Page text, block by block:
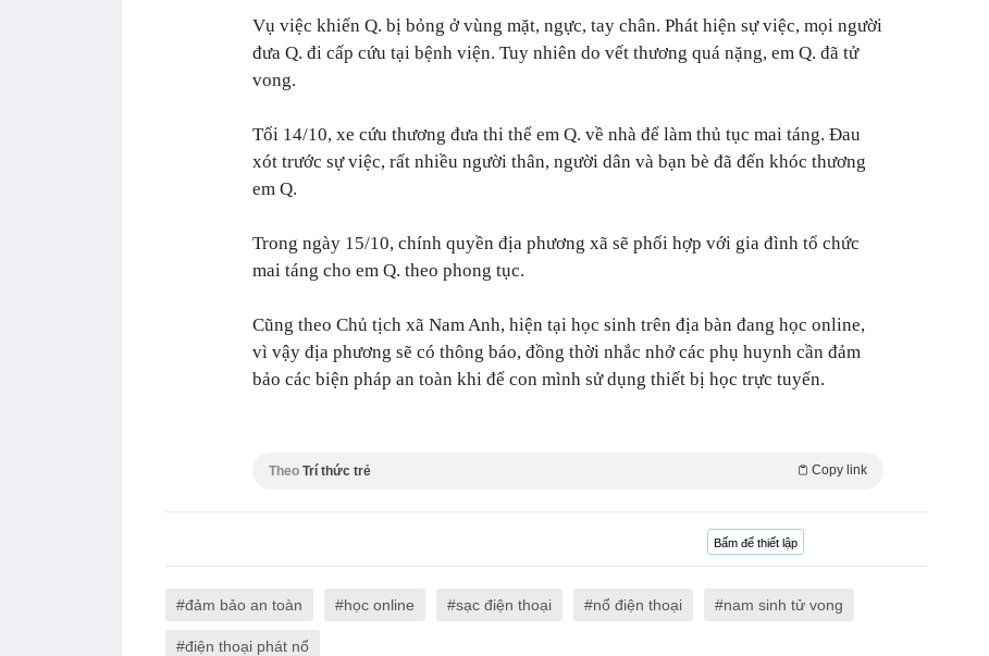
Vụ việc khiến Q. bị bỏng ở vùng mặt, ngực, tay chân. Phát hiện sự việc, mọi người
đưa Q. đi cấp cứu tại bệnh viện. Tuy nhiên do vết thương quá nặng, em Q. đã tử
vong.
Tối 14/10, xe cứu thương đưa thi thể em Q. về nhà để làm thủ tục mai táng. Đau
xót trước sự việc, rất nhiều người thân, người dân và bạn bè đã đến khóc thương
em Q.
Trong ngày 15/10, chính quyền địa phương xã sẽ phối hợp với gia đình tổ chức
mai táng cho em Q. theo phong tục.
Cũng theo Chủ tịch xã Nam Anh, hiện tại học sinh trên địa bàn đang học online,
vì vậy địa phương sẽ có thông báo, đồng thời nhắc nhở các phụ huynh cần đảm
bảo các biện pháp an toàn khi để con mình sử dụng thiết bị học trực tuyến.
Theo Trí thức trẻ Copy link
Bấm để thiết lập
đảm bảo an toàn học online sạc điện thoại nổ điện thoại nam sinh tử vong
điện thoại phát nổ